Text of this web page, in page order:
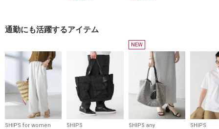
通勤にも活躍するアイテム
SHIPS for women SHIPS
NEW
SHIPS any SHIPS